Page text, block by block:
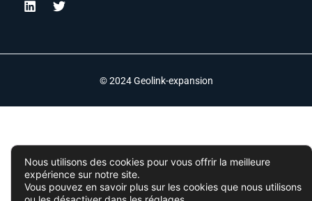
© 2024 Geolink-expansion
Nous utilisons des cookies pour vous offrir la meilleure
expérience sur notre site.
Vous pouvez en savoir plus sur les cookies que nous utilisons